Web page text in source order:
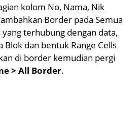
kolom No, Nama, Nik
Border pada Semua
yang terhubung dengan data,
Blok dan bentuk Range Cells
di border kemudian pergi
> All Border.